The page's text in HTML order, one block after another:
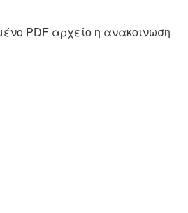
PDF αρχείο η ανακοινωση